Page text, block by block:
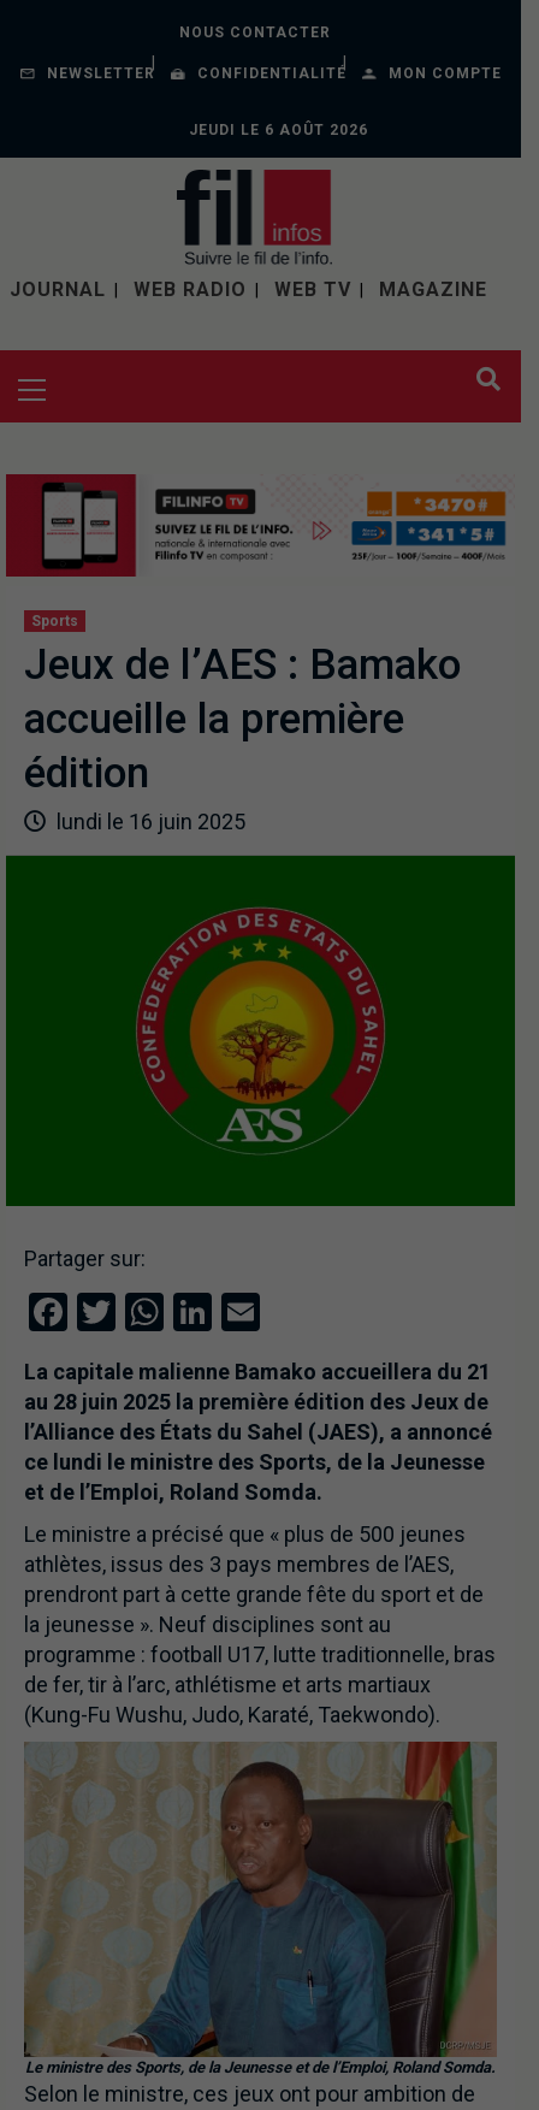
NOUS CONTACTER
NEWSLETTER CONFIDENTIALITÉ MON COMPTE
JEUDI LE 6 AOÛT 2026
JOURNAL WEB RADIO WEB TV MAGAZINE
Sports
Jeux de l’AES : Bamako
accueille la première
édition
lundi le 16 juin 2025
Partager sur:
Facebook
TwitterWhatsApp
LinkedIn
La capitale malienne Bamako accueillera du 21
au 28 juin 2025 la première édition des Jeux de
l’Alliance des États du Sahel (JAES), a annoncé
ce lundi le ministre des Sports, de la Jeunesse
et de l’Emploi, Roland Somda.
Le ministre a précisé que « plus de 500 jeunes
athlètes, issus des 3 pays membres de l’AES,
prendront part à cette grande fête du sport et de
la jeunesse ». Neuf disciplines sont au
programme : football U17, lutte traditionnelle, bras
de fer, tir à l’arc, athlétisme et arts martiaux
(Kung-Fu Wushu, Judo, Karaté, Taekwondo).
Le ministre des Sports, de la Jeunesse et de l’Emploi, Roland Somda.
Selon le ministre, ces jeux ont pour ambition de